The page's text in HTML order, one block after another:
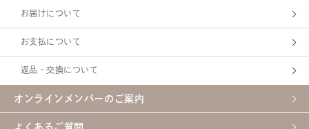
お届けについて
お支払について
返品・交換について
オンラインメンバーのご案内